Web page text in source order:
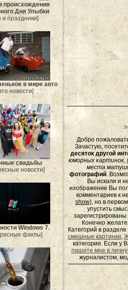
происхождения
Дня Улыбки
и праздники]
в мире авто
новости]
свадьбы
новости]
Windows 7.
факты]
Добро
Зачастую,
десяток другой
юморныхкартинок,
места
фотографий.
Вы искали и
изображение Вы
комментариев к
show), но в
упустить
Конечно
Категорий в
смешные картинки,
категории. Если у
пишите мне в
журналистом,